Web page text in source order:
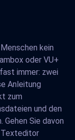
kein
oder VU+
immer: zwei
Anleitung
zum
und den
Sie davon
Texteditor